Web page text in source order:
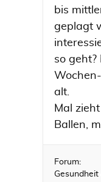
bis
geplagt
so geht?
alt.
Mal
Ballen,
Forum:
Gesundheit